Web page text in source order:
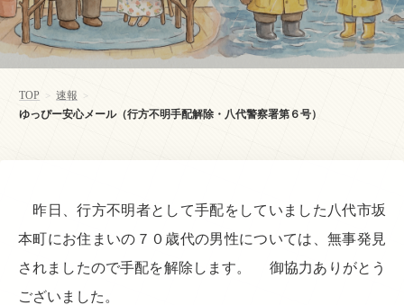
TOP > 速報 >
ゆっぴー安心メール（行方不明手配解除・八代警察署第６号）
昨日、行方不明者として手配をしていました八代市坂
本町にお住まいの７０歳代の男性については、無事発見
されましたので手配を解除します。 御協力ありがとう
ございました。